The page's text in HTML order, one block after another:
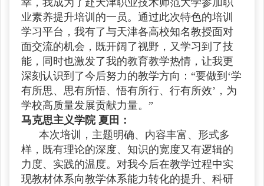
幸，我成为了赴天津职业技术师范大学参加职
业素养提升培训的一员。通过此次特色的培训
学习平台，我有了与天津各高校知名教授面对
面交流的机会，既开阔了视野，又学习到了技
能，同时也激发了我的教育教学热情，让我更
深刻认识到了今后努力的教学方向：“要做到‘学
有所思、思有所悟、悟有所行、行有所效’，为
学校高质量发展贡献力量。”
马克思主义学院 夏田：
本次培训，主题明确、内容丰富、形式多
样，既有理论的深度、知识的宽度又有逻辑的
力度、实践的温度。对我今后在教学过程中实
现教材体系向教学体系能力转化的提升、科研